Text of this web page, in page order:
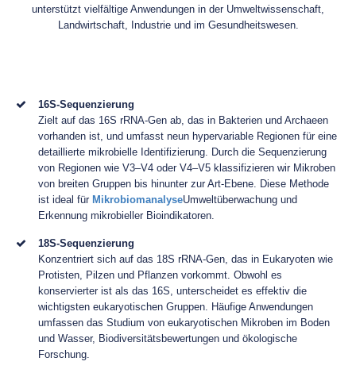
unterstützt vielfältige Anwendungen in der Umweltwissenschaft,
Landwirtschaft, Industrie und im Gesundheitswesen.
16S-Sequenzierung
Zielt auf das 16S rRNA-Gen ab, das in Bakterien und Archaeen
vorhanden ist, und umfasst neun hypervariable Regionen für eine
detaillierte mikrobielle Identifizierung. Durch die Sequenzierung
von Regionen wie V3–V4 oder V4–V5 klassifizieren wir Mikroben
von breiten Gruppen bis hinunter zur Art-Ebene. Diese Methode
ist ideal für MikrobiomanalyseUmweltüberwachung und
Erkennung mikrobieller Bioindikatoren.
18S-Sequenzierung
Konzentriert sich auf das 18S rRNA-Gen, das in Eukaryoten wie
Protisten, Pilzen und Pflanzen vorkommt. Obwohl es
konservierter ist als das 16S, unterscheidet es effektiv die
wichtigsten eukaryotischen Gruppen. Häufige Anwendungen
umfassen das Studium von eukaryotischen Mikroben im Boden
und Wasser, Biodiversitätsbewertungen und ökologische
Forschung.